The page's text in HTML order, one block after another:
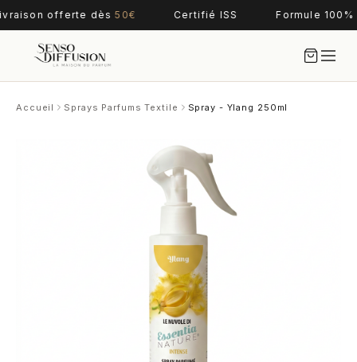
offerte dès 50€ Certifié ISS Formule
Accueil Sprays Parfums Textile Spray - Ylang 250ml